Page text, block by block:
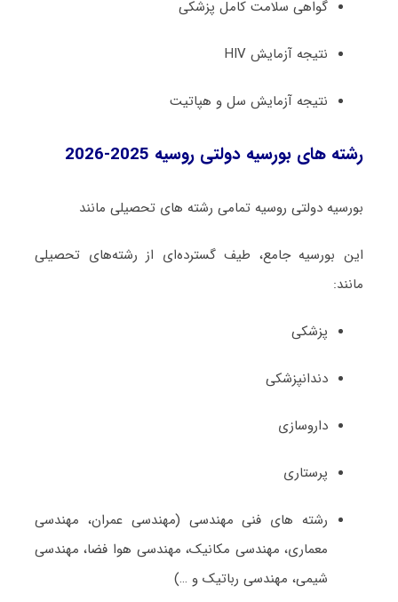
گواهی سلامت کامل پزشکی
نتیجه آزمایش HIV
نتیجه آزمایش سل و هپاتیت
رشته های بورسیه دولتی روسیه 2025-2026
بورسیه دولتی روسیه تمامی رشته های تحصیلی مانند
این بورسیه جامع، طیف گسترده‌ای از رشته‌های تحصیلی
مانند:
پزشکی
دندانپزشکی
داروسازی
پرستاری
رشته های فنی مهندسی (مهندسی عمران، مهندسی
معماری، مهندسی مکانیک، مهندسی هوا فضا، مهندسی
شیمی، مهندسی رباتیک و …)